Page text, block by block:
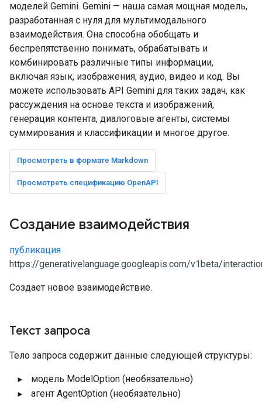
моделей Gemini. Gemini — наша самая мощная модель,
разработанная с нуля для мультимодального
взаимодействия. Она способна обобщать и
беспрепятственно понимать, обрабатывать и
комбинировать различные типы информации,
включая язык, изображения, аудио, видео и код. Вы
можете использовать API Gemini для таких задач, как
рассуждения на основе текста и изображений,
генерация контента, диалоговые агенты, системы
суммирования и классификации и многое другое.
Просмотреть в формате Markdown
Просмотреть спецификацию OpenAPI
Создание взаимодействия
публикация
https://generativelanguage.googleapis.com/v1beta/
Создает новое взаимодействие.
Текст запроса
Тело запроса содержит данные следующей структуры:
модель ModelOption (необязательно)
агент AgentOption (необязательно)